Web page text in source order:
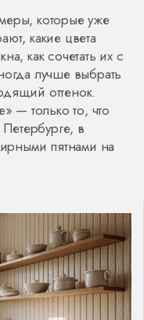
которые уже
какие цвета
как сочетать их с
лучше выбрать
оттенок.
— только то, что
в
пятнами на